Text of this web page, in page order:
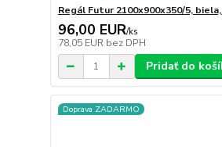
Regál Futur 2100x900x350/5,
96,00 EUR/ks
78,05 EUR bez DPH
Pridať do
Doprava ZADARMO